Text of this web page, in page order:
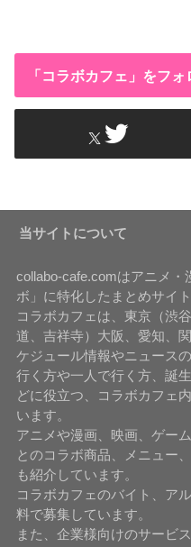
「コラボカフェ」をフォ
当サイトについて
collabo-cafe.comはアニメ・
ボ」に特化したまとめサイト
コラボカフェは、東京（渋
道、吉祥寺）大阪、愛知、
ケジュール情報やニュース
行く方や一人で行く方、誕
どに役立つ、コラボカフェ
います。
アニメや漫画、映画、ゲー
とのコラボ商品、メニュー
も紹介しています。
コラボカフェのバイト、ア
料で募集しています。
また、企業様向けのサービ